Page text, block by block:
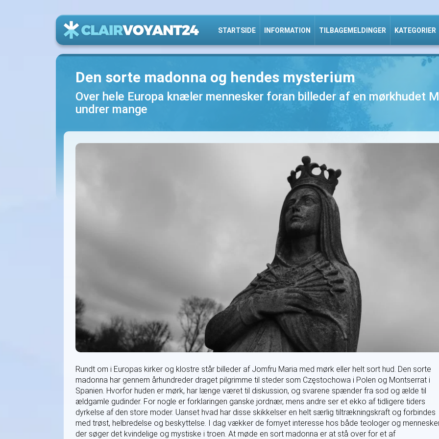
STARTSIDE INFORMATION TILBAGEMELDINGER KATEGORIER
Den sorte madonna og hendes mysterium
Over hele Europa knæler mennesker foran billeder af en mørkhudet
undrer mange
Rundt om i Europas kirker og klostre står billeder af Jomfru Maria med mørk eller helt sort hud. Den sorte
madonna har gennem århundreder draget pilgrimme til steder som Częstochowa i Polen og Montserrat i
Spanien. Hvorfor huden er mørk, har længe været til diskussion, og svarene spænder fra sod og ælde til
ældgamle gudinder. For nogle er forklaringen ganske jordnær, mens andre ser et ekko af tidligere tiders
dyrkelse af den store moder. Uanset hvad har disse skikkelser en helt særlig tiltrækningskraft og forbindes
med trøst, helbredelse og beskyttelse. I dag vækker de fornyet interesse hos både teologer og
der søger det kvindelige og mystiske i troen. At møde en sort madonna er at stå over for et af